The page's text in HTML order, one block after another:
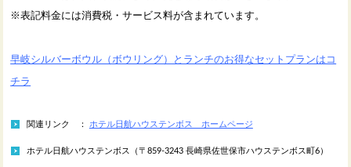
※表記料金には消費税・サービス料が含まれています。
早岐シルバーボウル（ボウリング）とランチのお得なセットプランはコ
チラ
関連リンク ： ホテル日航ハウステンボス ホームページ
ホテル日航ハウステンボス（〒859-3243 長崎県佐世保市ハウステンボス町6）